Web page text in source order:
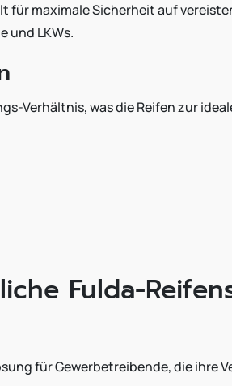
für maximale Sicherheit auf
und LKWs.
Verhältnis, was die Reifen zur
Fulda-
für Gewerbetreibende, die ihre